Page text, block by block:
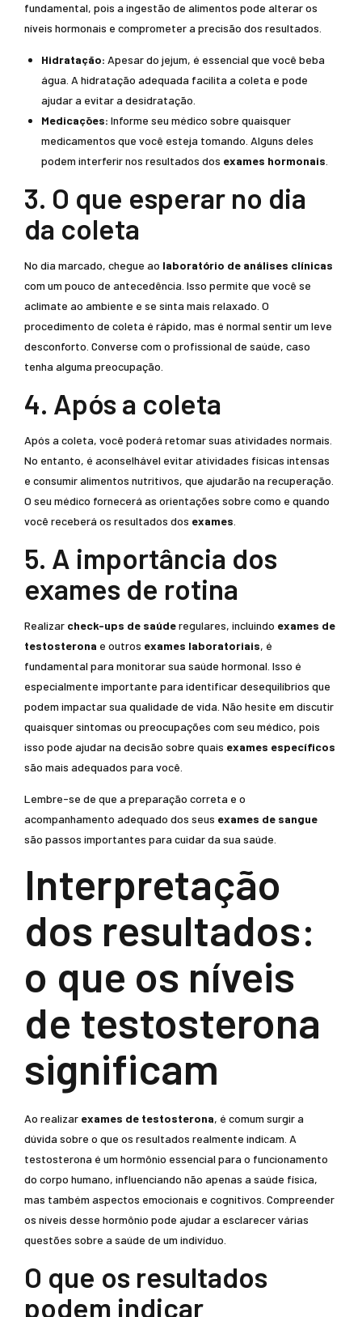
fundamental, pois a ingestão de alimentos pode alterar os
níveis hormonais e comprometer a precisão dos resultados.
Hidratação: Apesar do jejum, é essencial que você beba
água. A hidratação adequada facilita a coleta e pode
ajudar a evitar a desidratação.
Medicações: Informe seu médico sobre quaisquer
medicamentos que você esteja tomando. Alguns deles
podem interferir nos resultados dos exames hormonais
3. O que esperar no dia
da coleta
No dia marcado, chegue ao laboratório de análises clínicas
com um pouco de antecedência. Isso permite que você se
aclimate ao ambiente e se sinta mais relaxado. O
procedimento de coleta é rápido, mas é normal sentir um leve
desconforto. Converse com o profissional de saúde, caso
tenha alguma preocupação.
4. Após a coleta
Após a coleta, você poderá retomar suas atividades normais.
No entanto, é aconselhável evitar atividades físicas intensas
e consumir alimentos nutritivos, que ajudarão na recuperação.
O seu médico fornecerá as orientações sobre como e quando
você receberá os resultados dos exames
5. A importância dos
exames de rotina
Realizar check-ups de saúderegulares, incluindo exames de
testosterona e outros exames laboratoriais, é
fundamental para monitorar sua saúde hormonal. Isso é
especialmente importante para identificar desequilíbrios que
podem impactar sua qualidade de vida. Não hesite em discutir
quaisquer sintomas ou preocupações com seu médico, pois
isso pode ajudar na decisão sobre quais exames específicos
são mais adequados para você.
Lembre-se de que a preparação correta e o
acompanhamento adequado dos seus exames de sangue
são passos importantes para cuidar da sua saúde.
Interpretação
dos resultados:
o que os níveis
de testosterona
significam
Ao realizar exames de testosterona, é comum surgir a
dúvida sobre o que os resultados realmente indicam. A
testosterona é um hormônio essencial para o funcionamento
do corpo humano, influenciando não apenas a saúde física,
mas também aspectos emocionais e cognitivos. Compreender
os níveis desse hormônio pode ajudar a esclarecer várias
questões sobre a saúde de um indivíduo.
O que os resultados
podem indicar